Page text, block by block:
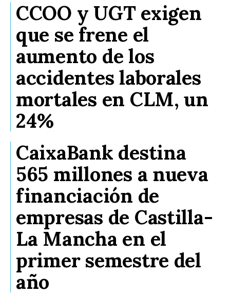
CCOO y UGT exigen
que se frene el
aumento de los
accidentes laborales
mortales en CLM, un
24%
CaixaBank destina
565 millones a nueva
financiación de
empresas de Castilla-
La Mancha en el
primer semestre del
año